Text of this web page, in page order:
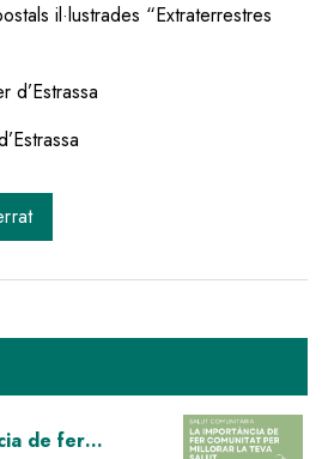
il·lustrades “Extraterrestres
d’Estrassa
de fer
Image